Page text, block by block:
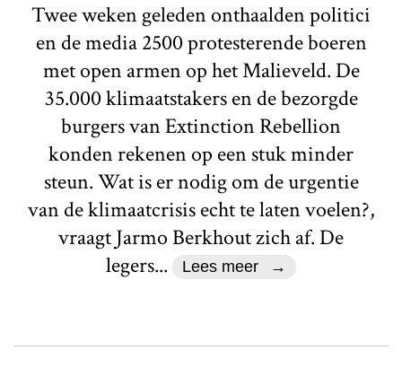
Twee weken geleden onthaalden politici
en de media 2500 protesterende boeren
met open armen op het Malieveld. De
35.000 klimaatstakers en de bezorgde
burgers van Extinction Rebellion
konden rekenen op een stuk minder
steun. Wat is er nodig om de urgentie
van de klimaatcrisis echt te laten voelen?,
vraagt Jarmo Berkhout zich af. De
legers...
Lees meer